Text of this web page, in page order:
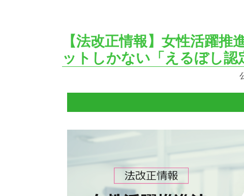
【法改正情報】女性活躍
ットしかない「えるぼし認